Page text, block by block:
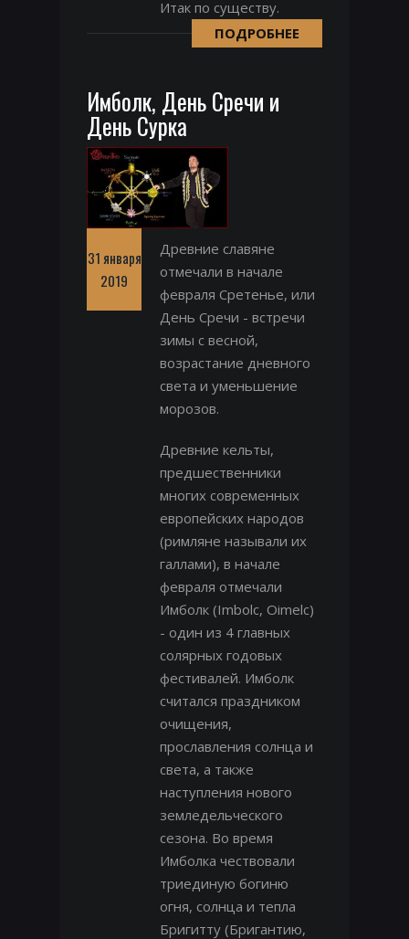
Итак по существу.
ПОДРОБНЕЕ
Имболк, День Сречи и
День Сурка
31 января
2019
Древние славяне
отмечали в начале
февраля Сретенье, или
День Сречи - встречи
зимы с весной,
возрастание дневного
света и уменьшение
морозов.
Древние кельты,
предшественники
многих современных
европейских народов
(римляне называли их
галлами), в начале
февраля отмечали
Имболк (Imbolc, Oimelc)
- один из 4 главных
солярных годовых
фестивалей. Имболк
считался праздником
очищения,
прославления солнца и
света, а также
наступления нового
земледельческого
сезона. Во время
Имболка чествовали
триединую богиню
огня, солнца и тепла
Бригитту (Бригантию,